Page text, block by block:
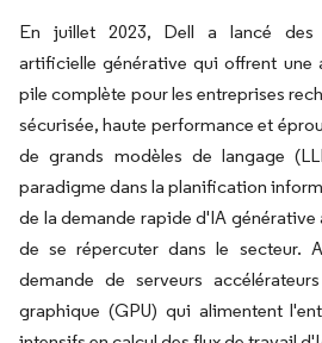
En juillet 2023, Dell a lancé des
artificielle générative qui offrent une
pile complète pour les entreprises
sécurisée, haute performance et
de grands modèles de langage
paradigme dans la planification
de la demande rapide d'IA
de se répercuter dans le secteur.
demande de serveurs
graphique (GPU) qui alimentent